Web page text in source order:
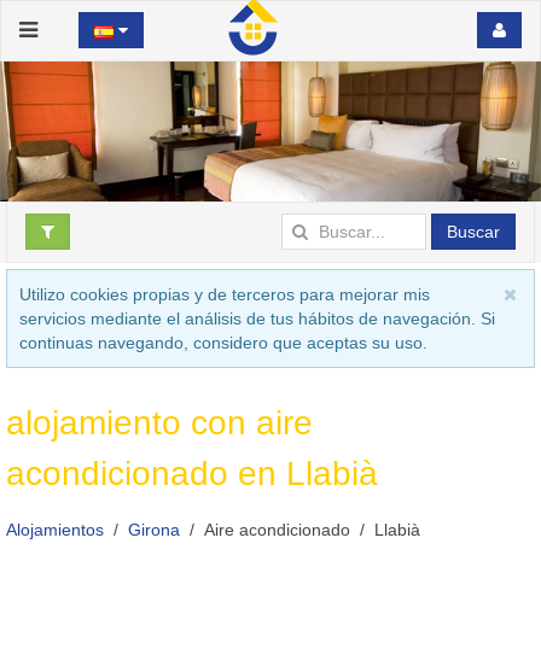
Buscar
Utilizo cookies propias y de terceros para mejorar mis
servicios mediante el análisis de tus hábitos de navegación. Si
continuas navegando, considero que aceptas su uso.
alojamiento con aire
acondicionado en Llabià
Alojamientos Girona Aire acondicionado Llabià